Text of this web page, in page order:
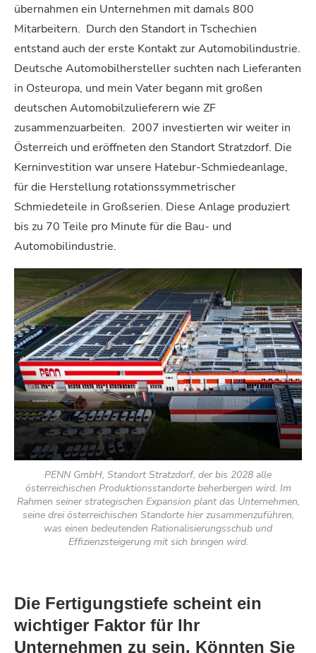
übernahmen ein Unternehmen mit damals 800
Mitarbeitern. Durch den Standort in Tschechien
entstand auch der erste Kontakt zur Automobilindustrie.
Deutsche Automobilhersteller suchten nach Lieferanten
in Osteuropa, und mein Vater begann mit großen
deutschen Automobilzulieferern wie ZF
zusammenzuarbeiten. 2007 investierten wir weiter in
Österreich und eröffneten den Standort Stratzdorf. Die
Kerninvestition war unsere Hatebur-Schmiedeanlage,
für die Herstellung rotationssymmetrischer
Schmiedeteile in Großserien. Diese Anlage produziert
bis zu 70 Teile pro Minute für die Bau- und
Automobilindustrie.
PENN GmbH, Standort Stratzdorf, der bis 2028 alle
österreichischen Produktionsstandorte beherbergen wird. Im
Rahmen seiner strategischen Expansion plant das Unternehmen,
seine drei österreichischen Standorte hier zusammenzuführen,
was einen bedeutenden Rationalisierungsschub und
Effizienzsteigerung mit sich bringen wird.
Die Fertigungstiefe scheint ein
wichtiger Faktor für Ihr
Unternehmen zu sein. Könnten Sie